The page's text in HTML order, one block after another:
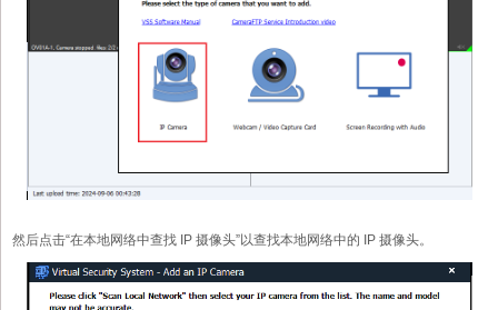
然后点击“在本地网络中查找 IP 摄像头”以查找本地网络中的 IP 摄像头。